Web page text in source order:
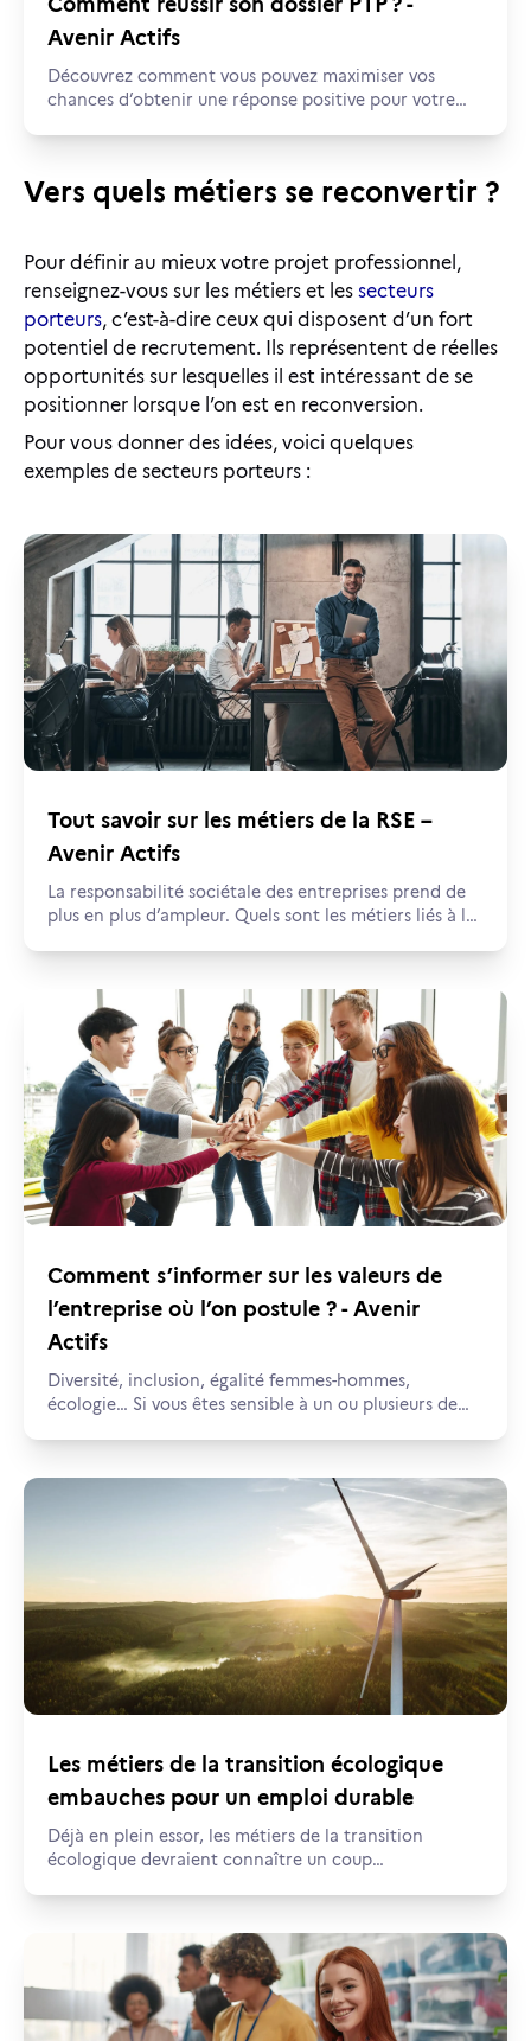
Avenir Actifs
Découvrez comment vous pouvez maximiser vos
chances d’obtenir une réponse positive pour votre
Vers quels métiers se reconvertir ?
Pour définir au mieux votre projet professionnel,
renseignez-vous sur les métiers et les secteurs
porteurs, c’est-à-dire ceux qui disposent d’un fort
potentiel de recrutement. Ils représentent de réelles
opportunités sur lesquelles il est intéressant de se
positionner lorsque l’on est en reconversion.
Pour vous donner des idées, voici quelques
exemples de secteurs porteurs :
Tout savoir sur les métiers de la RSE –
Avenir Actifs
La responsabilité sociétale des entreprises prend de
plus en plus d’ampleur. Quels sont les métiers liés à la
Comment s’informer sur les valeurs de
l’entreprise où l’on postule ? - Avenir
Actifs
Diversité, inclusion, égalité femmes-hommes,
écologie… Si vous êtes sensible à un ou plusieurs de
valeurs. Voici quelques repères pour vous y retrouver…
Les métiers de la transition écologique
embauches pour un emploi durable
Déjà en plein essor, les métiers de la transition
écologique devraient connaître un coup
particulier dans le domaine des transports et du
bâtiment. Les opportunités d’évolution ou de
reconversion professionnelle sont donc nombreuses
dans ce domaine utile faisant directement écho aux
enjeux d’aujourd’hui.